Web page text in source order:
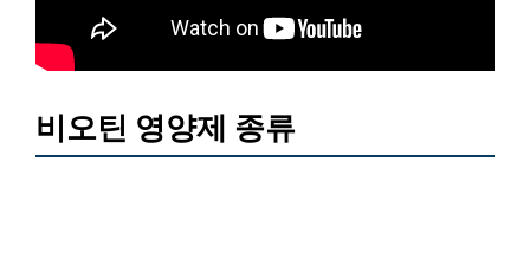
비오틴 영양제 종류